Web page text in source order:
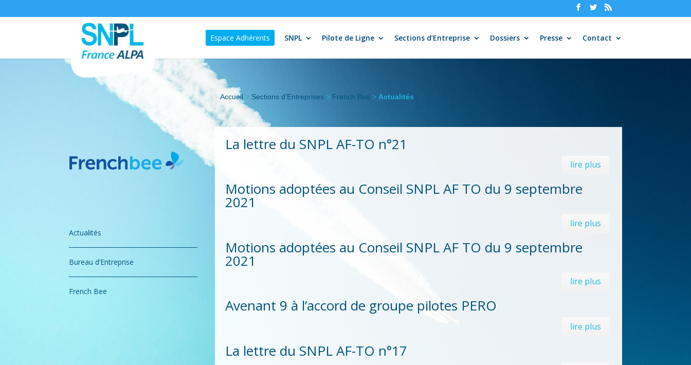
Espace Adhérents SNPL Pilote de Ligne Sections d’Entreprise Dossiers Presse Contact
Accueil > Sections d’Entreprises > French Bee > Actualités
Actualités
Bureau d’Entreprise
French Bee
La lettre du SNPL AF-TO n°21
lire plus
Motions adoptées au Conseil SNPL AF TO du 9 septembre
2021
lire plus
Motions adoptées au Conseil SNPL AF TO du 9 septembre
2021
lire plus
Avenant 9 à l’accord de groupe pilotes PERO
lire plus
La lettre du SNPL AF-TO n°17